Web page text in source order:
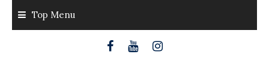
content
Top Menu